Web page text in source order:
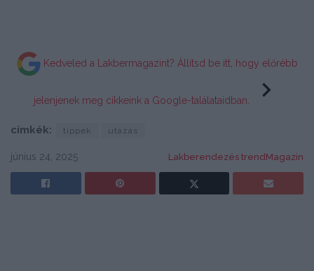
Kedveled a Lakbermagazint? Állítsd be itt, hogy előrébb
jelenjenek meg cikkeink a Google-találataidban.
címkék: tippek utazás
június 24, 2025 Lakberendezés trendMagazin